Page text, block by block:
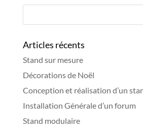
Articles récents
Stand sur mesure
Décorations de Noël
Conception et réalisation d’un
Installation Générale d’un forum
Stand modulaire